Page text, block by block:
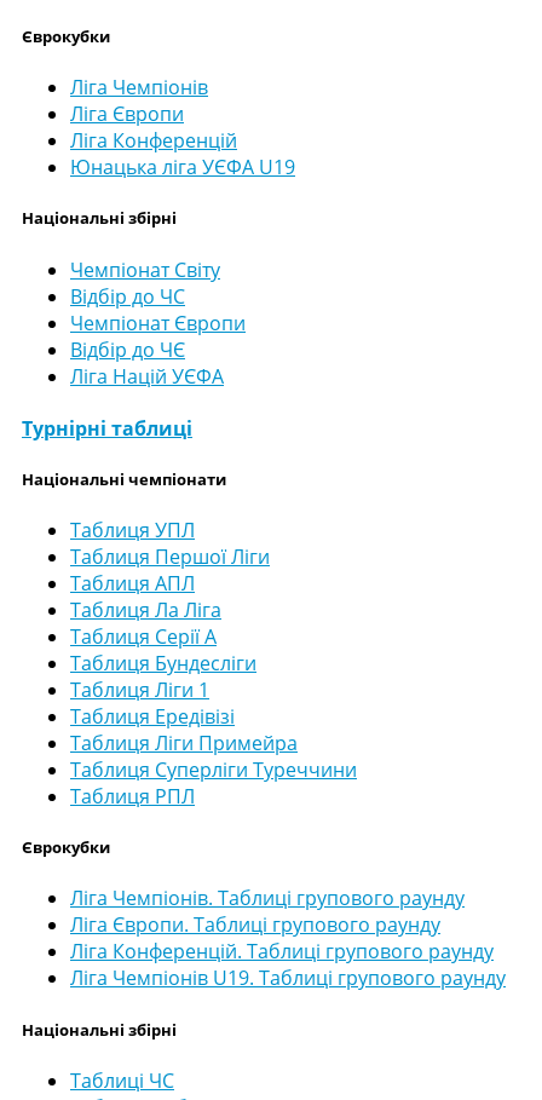
Єврокубки
Ліга Чемпіонів
Ліга Європи
Ліга Конференцій
Юнацька ліга УЄФА U19
Національні збірні
Чемпіонат Світу
Відбір до ЧС
Чемпіонат Європи
Відбір до ЧЄ
Ліга Націй УЄФА
Турнірні таблиці
Національні чемпіонати
Таблиця УПЛ
Таблиця Першої Ліги
Таблиця АПЛ
Таблиця Ла Ліга
Таблиця Серії А
Таблиця Бундесліги
Таблиця Ліги 1
Таблиця Ередівізі
Таблиця Ліги Примейра
Таблиця Суперліги Туреччини
Таблиця РПЛ
Єврокубки
Ліга Чемпіонів. Таблиці групового раунду
Ліга Європи. Таблиці групового раунду
Ліга Конференцій. Таблиці групового раунду
Ліга Чемпіонів U19. Таблиці групового раунду
Національні збірні
Таблиці ЧС